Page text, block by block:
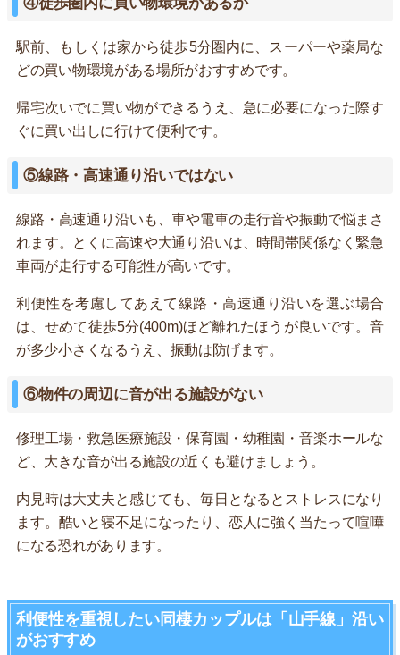
駅前、もしくは家から徒歩5分圏内に、スーパーや薬局な
どの買い物環境がある場所がおすすめです。
帰宅次いでに買い物ができるうえ、急に必要になった際す
ぐに買い出しに行けて便利です。
⑤線路・高速通り沿いではない
線路・高速通り沿いも、車や電車の走行音や振動で悩まさ
れます。とくに高速や大通り沿いは、時間帯関係なく緊急
車両が走行する可能性が高いです。
利便性を考慮してあえて線路・高速通り沿いを選ぶ場合
は、せめて徒歩5分(400m)ほど離れたほうが良いです。音
が多少小さくなるうえ、振動は防げます。
⑥物件の周辺に音が出る施設がない
修理工場・救急医療施設・保育園・幼稚園・音楽ホールな
ど、大きな音が出る施設の近くも避けましょう。
内見時は大丈夫と感じても、毎日となるとストレスになり
ます。酷いと寝不足になったり、恋人に強く当たって喧嘩
になる恐れがあります。
利便性を重視したい同棲カップルは「山手線」沿い
がおすすめ